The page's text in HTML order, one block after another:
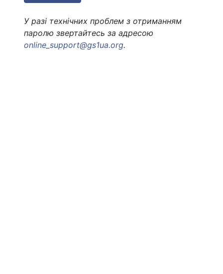
У разі технічних проблем з отриманням
паролю звертайтесь за адресою
online_support@gs1ua.org.